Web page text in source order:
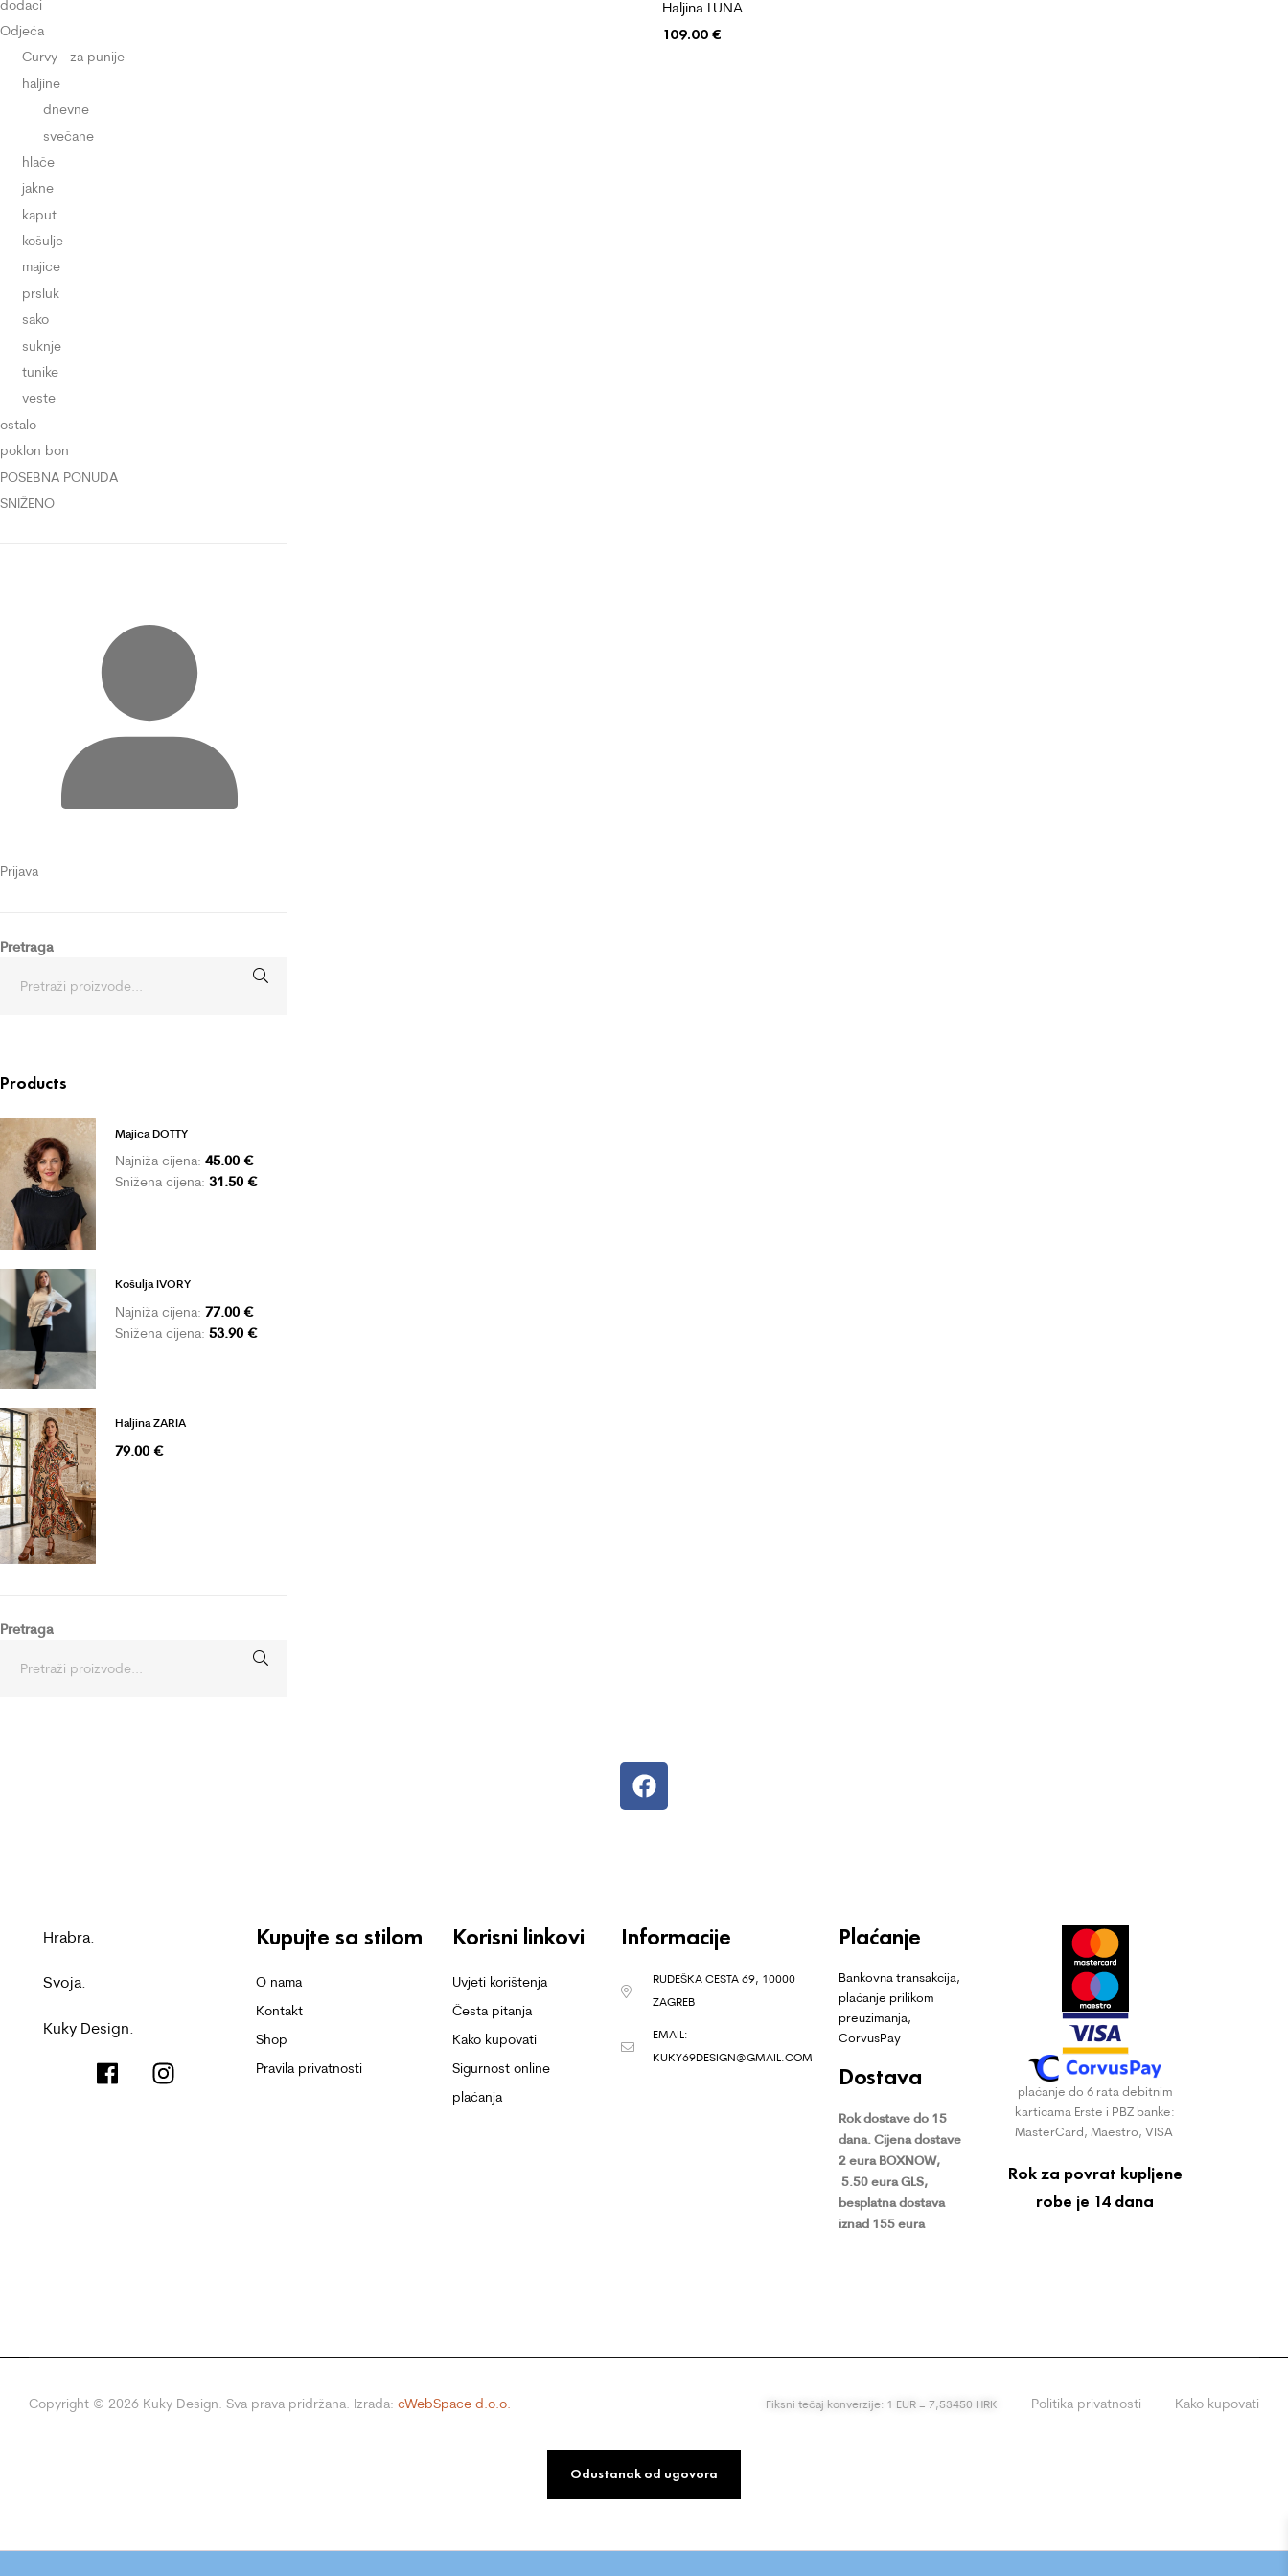
Haljina LUNA
109.00€
dodaci
Odjeća
Curvy - za punije
haljine
dnevne
svečane
hlače
jakne
kaput
košulje
majice
prsluk
sako
suknje
tunike
veste
ostalo
poklon bon
POSEBNA PONUDA
SNIŽENO
Prijava
Pretraga
Products
Majica DOTTY
Najniža cijena: 45.00 €
Snižena cijena: 31.50 €
Košulja IVORY
Najniža cijena: 77.00 €
Snižena cijena: 53.90 €
Haljina ZARIA
79.00 €
Pretraga
Hrabra.
Svoja.
Kuky Design.
Kupujte sa stilom
O nama
Kontakt
Shop
Pravila privatnosti
Korisni linkovi
Uvjeti korištenja
Česta pitanja
Kako kupovati
Sigurnost online
plaćanja
Informacije
RUDEŠKA CESTA 69, 10000
ZAGREB
EMAIL:
KUKY69DESIGN@GMAIL.COM
Plaćanje
Bankovna transakcija,
plaćanje prilikom
preuzimanja,
CorvusPay
Dostava
Rok dostave do 15
dana. Cijena dostave
2 eura BOXNOW,
5.50 eura GLS,
besplatna dostava
iznad 155 eura
plaćanje do 6 rata debitnim
karticama Erste i PBZ banke:
MasterCard, Maestro, VISA
Rok za povrat kupljene
robe je 14 dana
Copyright © 2026 Kuky Design. Sva prava pridržana. Izrada: cWebSpace d.o.o. Fiksni tečaj konverzije: 1 EUR = 7,53450 HRK Politika privatnosti Kako kupovati
Odustanak od ugovora